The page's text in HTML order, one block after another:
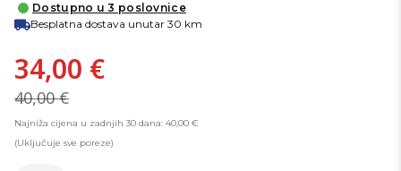
Dostupno u 3 poslovnice
Besplatna dostava unutar 30 km
34,00 €
40,00 €
Najniža cijena u zadnjih 30 dana: 40,00 €
(Uključuje sve poreze)